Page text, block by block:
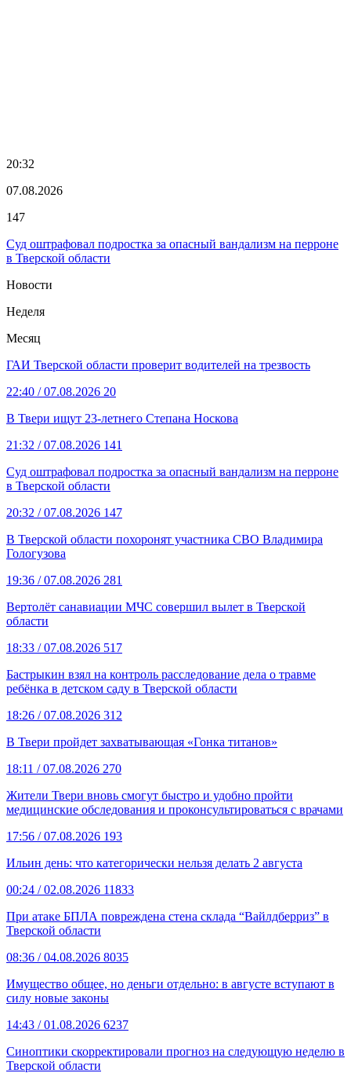
20:32
07.08.2026
147
Суд оштрафовал подростка за опасный вандализм на перроне
в Тверской области
Новости
Неделя
Месяц
ГАИ Тверской области проверит водителей на трезвость
22:40 / 07.08.2026 20
В Твери ищут 23-летнего Степана Носкова
21:32 / 07.08.2026 141
Суд оштрафовал подростка за опасный вандализм на перроне
в Тверской области
20:32 / 07.08.2026 147
В Тверской области похоронят участника СВО Владимира
Гологузова
19:36 / 07.08.2026 281
Вертолёт санавиации МЧС совершил вылет в Тверской
области
18:33 / 07.08.2026 517
Бастрыкин взял на контроль расследование дела о травме
ребёнка в детском саду в Тверской области
18:26 / 07.08.2026 312
В Твери пройдет захватывающая «Гонка титанов»
18:11 / 07.08.2026 270
Жители Твери вновь смогут быстро и удобно пройти
медицинские обследования и проконсультироваться с врачами
17:56 / 07.08.2026 193
Ильин день: что категорически нельзя делать 2 августа
00:24 / 02.08.2026 11833
При атаке БПЛА повреждена стена склада “Вайлдберриз” в
Тверской области
08:36 / 04.08.2026 8035
Имущество общее, но деньги отдельно: в августе вступают в
силу новые законы
14:43 / 01.08.2026 6237
Синоптики скорректировали прогноз на следующую неделю в
Тверской области